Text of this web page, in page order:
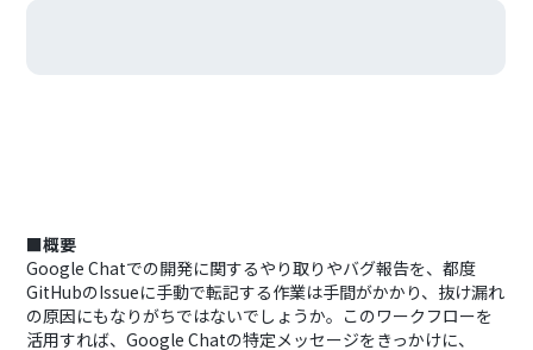
■概要
Google Chatでの開発に関するやり取りやバグ報告を、都度
GitHubのIssueに手動で転記する作業は手間がかかり、抜け漏れ
の原因にもなりがちではないでしょうか。このワークフローを
活用すれば、Google Chatの特定メッセージをきっかけに、